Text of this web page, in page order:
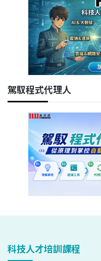
駕馭程式代理人
科技人才培訓課程